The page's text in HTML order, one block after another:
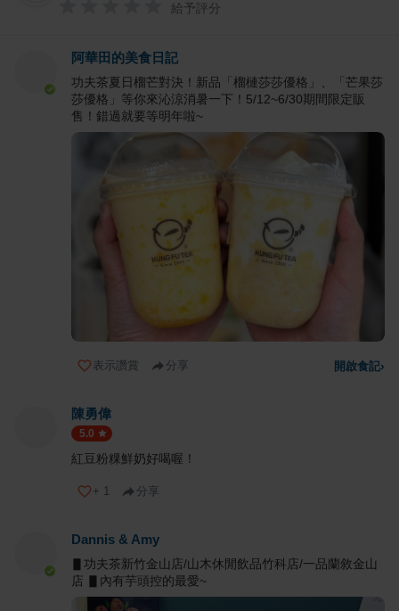
給予評分
阿華田的美食日記
功夫茶夏日榴芒對決！新品「榴槤莎莎優格」、「芒果莎
莎優格」等你來沁涼消暑一下！5/12~6/30期間限定販
售！錯過就要等明年啦~
表示讚賞 分享 開啟食記›
陳勇偉
5.0
紅豆粉粿鮮奶好喝喔！
+ 1 分享
Dannis & Amy
▋功夫茶新竹金山店/山木休閒飲品竹科店/一品蘭敘金山
店 ▋內有芋頭控的最愛~